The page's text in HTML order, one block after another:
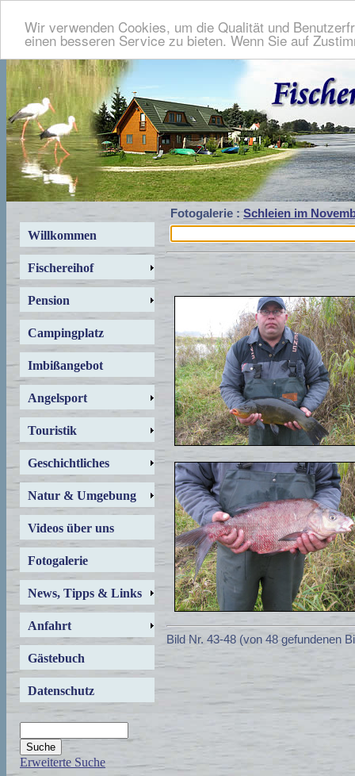
Wir verwenden Cookies, um die Qualität und
einen besseren Service zu bieten. Wenn Sie auf
Willkommen
Fischereihof
Pension
Campingplatz
Imbißangebot
Angelsport
Touristik
Geschichtliches
Natur & Umgebung
Videos über uns
Fotogalerie
News, Tipps & Links
Anfahrt
Gästebuch
Datenschutz
Erweiterte Suche
Fotogalerie : Schleien im
Bild Nr. 43-48 (von 48 gefundenen